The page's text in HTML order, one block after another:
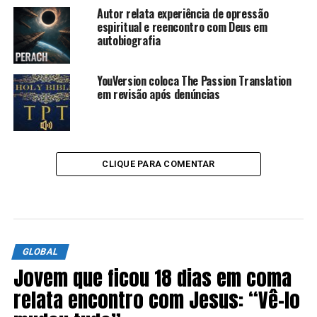
Autor relata experiência de opressão
espiritual e reencontro com Deus em
autobiografia
YouVersion coloca The Passion Translation
em revisão após denúncias
CLIQUE PARA COMENTAR
GLOBAL
Jovem que ficou 18 dias em coma
relata encontro com Jesus: “Vê-lo